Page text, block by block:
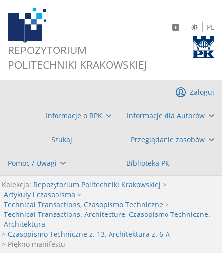
REPOZYTORIUM
POLITECHNIKI KRAKOWSKIEJ
PL
Informacje o RPK Informacje dla Autorów
Szukaj Przeglądanie zasobów
Pomoc / Uwagi Biblioteka PK
Zaloguj
Kolekcja: Repozytorium Politechniki Krakowskiej >
Artykuły i czasopisma >
Technical Transactions, Czasopismo Techniczne >
Technical Transactions. Architecture, Czasopismo Techniczne.
Architektura
> Czasopismo Techniczne z. 13. Architektura z. 6-A
> Piękno manifestu